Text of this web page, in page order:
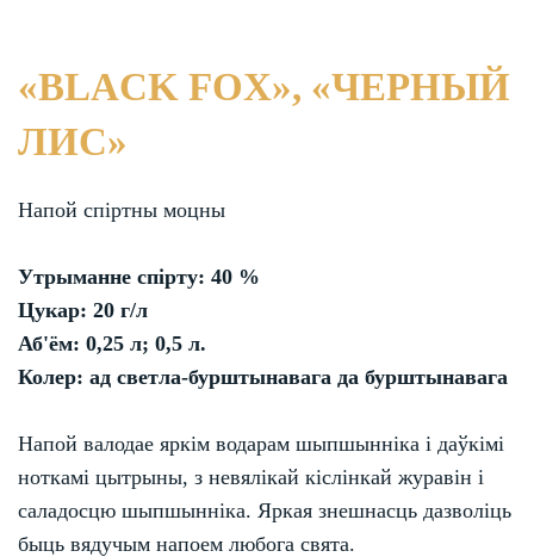
«BLACK FOX», «ЧЕРНЫЙ
ЛИС»
Напой спіртны моцны
Утрыманне спірту: 40 %
Цукар: 20 г/л
Аб'ём: 0,25 л; 0,5 л.
Колер: ад светла-бурштынавага да бурштынавага
Напой валодае яркім водарам шыпшынніка і даўкімі
ноткамі цытрыны, з невялікай кіслінкай журавін і
саладосцю шыпшынніка. Яркая знешнасць дазволіць
быць вядучым напоем любога свята.